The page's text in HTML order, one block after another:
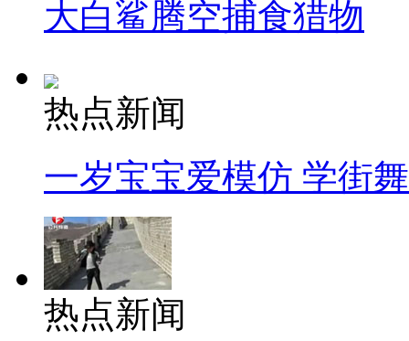
大白鲨腾空捕食猎物
热点新闻
一岁宝宝爱模仿 学街
热点新闻